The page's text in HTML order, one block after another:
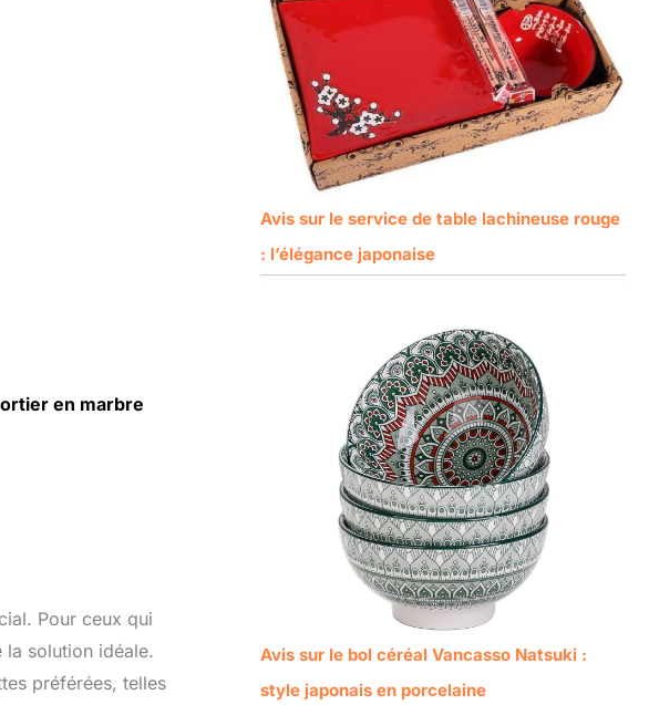
en marbre
Pour ceux qui
la solution idéale.
préférées, telles
Avis sur le service de table lachineuse rouge
: l’élégance japonaise
Avis sur le bol céréal Vancasso Natsuki :
style japonais en porcelaine